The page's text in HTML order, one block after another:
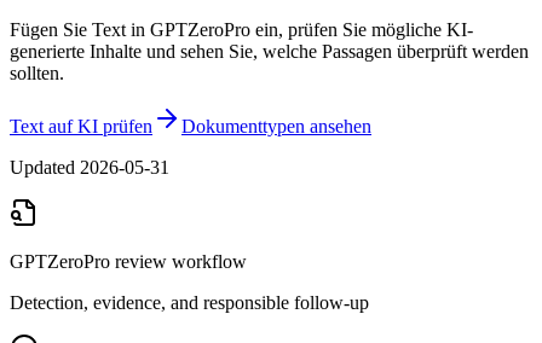
Fügen Sie Text in GPTZeroPro ein, prüfen Sie mögliche KI-
generierte Inhalte und sehen Sie, welche Passagen überprüft werden
sollten.
Text auf KI prüfen
Dokumenttypen ansehen
Updated 2026-05-31
GPTZeroPro review workflow
Detection, evidence, and responsible follow-up